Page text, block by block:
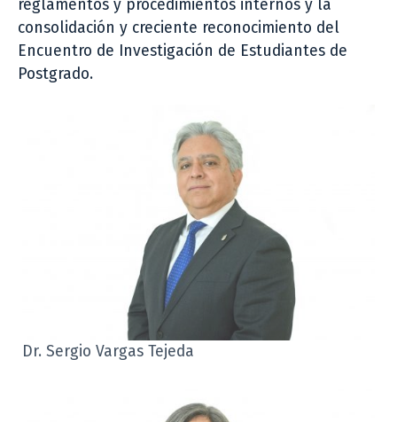
reglamentos y procedimientos internos y la
consolidación y creciente reconocimiento del
Encuentro de Investigación de Estudiantes de
Postgrado.
Dr. Sergio Vargas Tejeda